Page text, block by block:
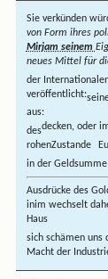
Sie verkünden
von Form ihres
Mirjam seinem
neues Mittel für
der
veröffentlicht:
aus:
decken, oder
des
rohenZustande
in der
Ausdrücke des
inim wechselt
Haus
sich schämen uns
Macht der